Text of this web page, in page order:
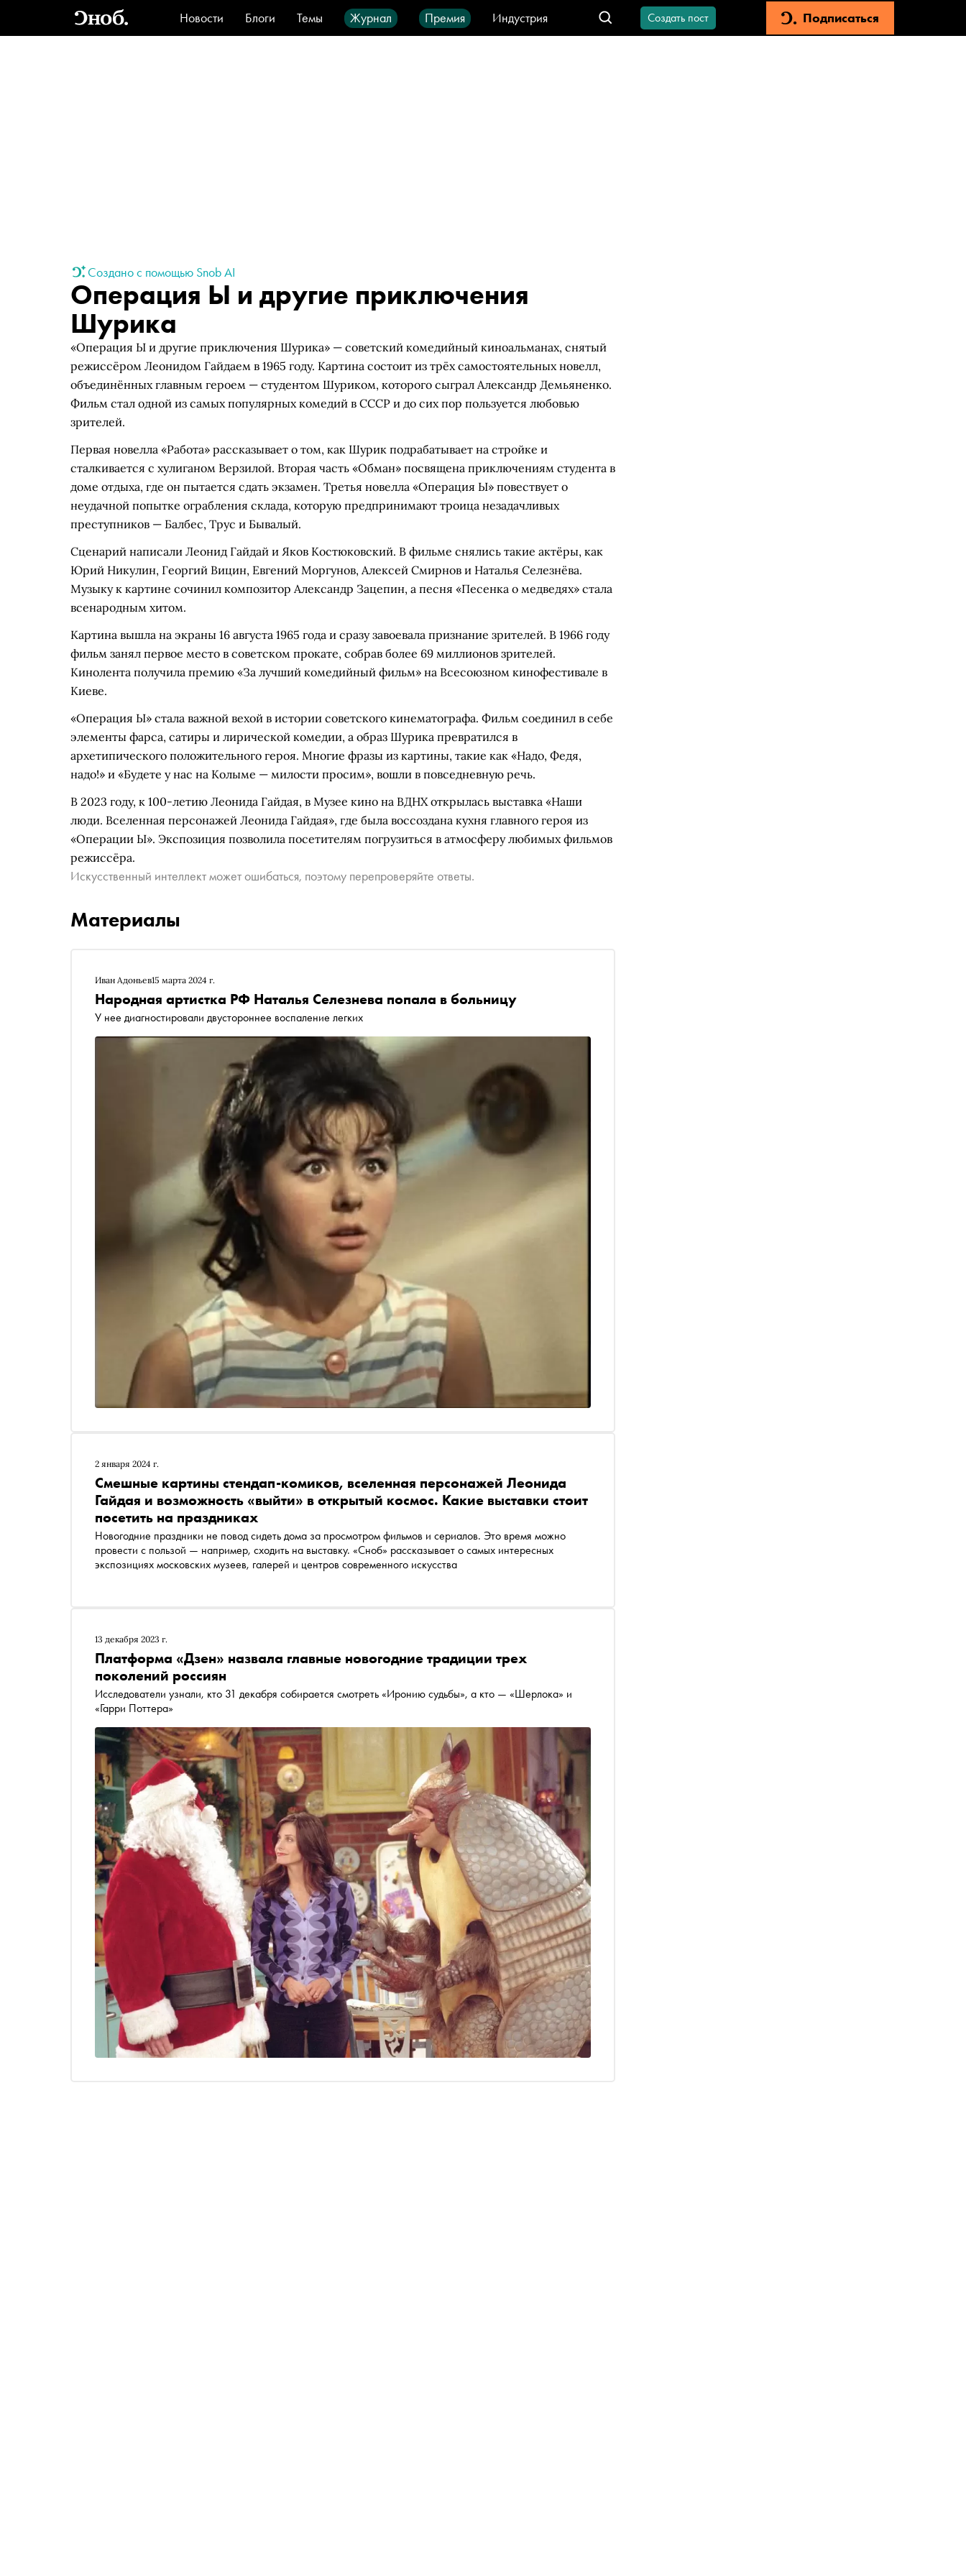
Новости Блоги Темы Журнал Премия
Индустрия
Стиль
Видео Город IT-продукты
Создать пост Подписаться
Создано с помощью Snob AI
Операция Ы и другие приключения
Шурика
«Операция Ы и другие приключения Шурика» — советский комедийный киноальманах, снятый
режиссёром Леонидом Гайдаем в 1965 году. Картина состоит из трёх самостоятельных новелл,
объединённых главным героем — студентом Шуриком, которого сыграл Александр Демьяненко.
Фильм стал одной из самых популярных комедий в СССР и до сих пор пользуется любовью
зрителей.
Первая новелла «Работа» рассказывает о том, как Шурик подрабатывает на стройке и
сталкивается с хулиганом Верзилой. Вторая часть «Обман» посвящена приключениям студента в
доме отдыха, где он пытается сдать экзамен. Третья новелла «Операция Ы» повествует о
неудачной попытке ограбления склада, которую предпринимают троица незадачливых
преступников — Балбес, Трус и Бывалый.
Сценарий написали Леонид Гайдай и Яков Костюковский. В фильме снялись такие актёры, как
Юрий Никулин, Георгий Вицин, Евгений Моргунов, Алексей Смирнов и Наталья Селезнёва.
Музыку к картине сочинил композитор Александр Зацепин, а песня «Песенка о медведях» стала
всенародным хитом.
Картина вышла на экраны 16 августа 1965 года и сразу завоевала признание зрителей. В 1966 году
фильм занял первое место в советском прокате, собрав более 69 миллионов зрителей.
Кинолента получила премию «За лучший комедийный фильм» на Всесоюзном кинофестивале в
Киеве.
«Операция Ы» стала важной вехой в истории советского кинематографа. Фильм соединил в себе
элементы фарса, сатиры и лирической комедии, а образ Шурика превратился в
архетипического положительного героя. Многие фразы из картины, такие как «Надо, Федя,
надо!» и «Будете у нас на Колыме — милости просим», вошли в повседневную речь.
В 2023 году, к 100-летию Леонида Гайдая, в Музее кино на ВДНХ открылась выставка «Наши
люди. Вселенная персонажей Леонида Гайдая», где была воссоздана кухня главного героя из
«Операции Ы». Экспозиция позволила посетителям погрузиться в атмосферу любимых фильмов
режиссёра.
Искусственный интеллект может ошибаться, поэтому перепроверяйте ответы.
Материалы
Иван Адоньев15 марта 2024 г.
Народная артистка РФ Наталья Селезнева попала в больницу
У нее диагностировали двустороннее воспаление легких
2 января 2024 г.
Смешные картины стендап-комиков, вселенная персонажей Леонида
Гайдая и возможность «выйти» в открытый космос. Какие выставки стоит
посетить на праздниках
Новогодние праздники не повод сидеть дома за просмотром фильмов и сериалов. Это время можно
провести с пользой — например, сходить на выставку. «Сноб» рассказывает о самых интересных
экспозициях московских музеев, галерей и центров современного искусства
13 декабря 2023 г.
Платформа «Дзен» назвала главные новогодние традиции трех
поколений россиян
Исследователи узнали, кто 31 декабря собирается смотреть «Иронию судьбы», а кто — «Шерлока» и
«Гарри Поттера»